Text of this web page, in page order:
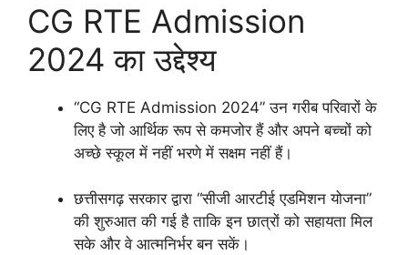
CG RTE Admission
2024 का उद्देश्य
“CG RTE Admission 2024” उन गरीब परिवारों के
लिए है जो आर्थिक रूप से कमजोर हैं और अपने बच्चों को
अच्छे स्कूल में नहीं भरणे में सक्षम नहीं हैं।
छत्तीसगढ़ सरकार द्वारा “सीजी आरटीई एडमिशन योजना”
की शुरुआत की गई है ताकि इन छात्रों को सहायता मिल
सके और वे आत्मनिर्भर बन सकें।